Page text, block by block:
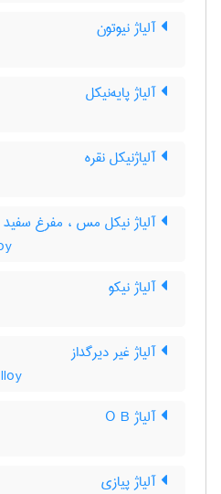
آلیاژ نیوتون
آلیاژ پایه‌نیکل
آلیاژنیکل نقره
آلیاژ نیکل مس ، مفرغ سفید
آلیاژ نیکو
آلیاژ غیر دیرگداز
آلیاژ O B
آلیاژ پیازی